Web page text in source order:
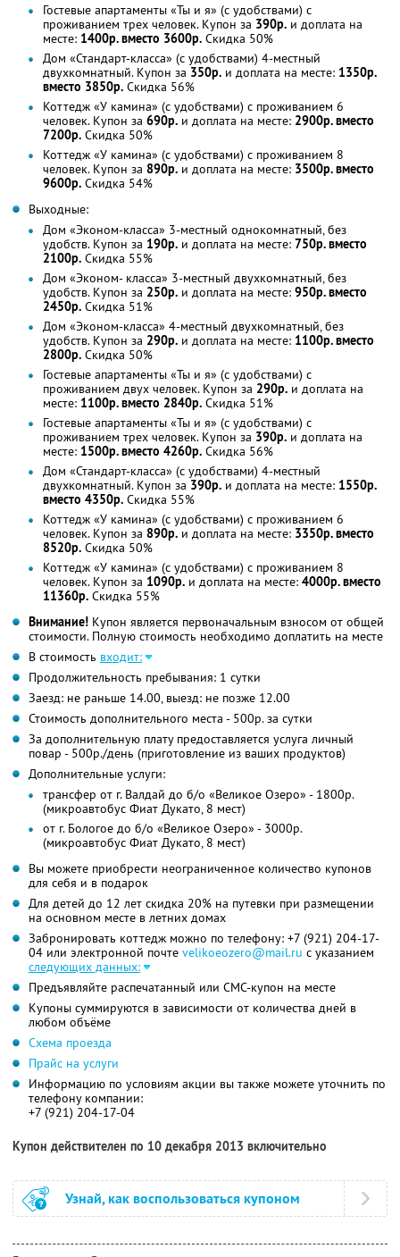
Гостевые апартаменты «Ты и я» (с удобствами) с
проживанием трех человек. Купон за 390р. и доплата на
месте: 1400р. вместо 3600р. Скидка 50%
Дом «Стандарт-класса» (с удобствами) 4-местный
двухкомнатный. Купон за 350р. и доплата на месте: 1350р.
вместо 3850р. Скидка 56%
Коттедж «У камина» (с удобствами) с проживанием 6
человек. Купон за 690р. и доплата на месте: 2900р. вместо
7200р. Скидка 50%
Коттедж «У камина» (с удобствами) с проживанием 8
человек. Купон за 890р. и доплата на месте: 3500р. вместо
9600р. Скидка 54%
Выходные:
Дом «Эконом-класса» 3-местный однокомнатный, без
удобств. Купон за 190р. и доплата на месте: 750р. вместо
2100р. Скидка 55%
Дом «Эконом- класса» 3-местный двухкомнатный, без
удобств. Купон за 250р. и доплата на месте: 950р. вместо
2450р. Скидка 51%
Дом «Эконом-класса» 4-местный двухкомнатный, без
удобств. Купон за 290р. и доплата на месте: 1100р. вместо
2800р. Скидка 50%
Гостевые апартаменты «Ты и я» (с удобствами) с
проживанием двух человек. Купон за 290р. и доплата на
месте: 1100р. вместо 2840р. Скидка 51%
Гостевые апартаменты «Ты и я» (с удобствами) с
проживанием трех человек. Купон за 390р. и доплата на
месте: 1500р. вместо 4260р. Скидка 56%
Дом «Стандарт-класса» (с удобствами) 4-местный
двухкомнатный. Купон за 390р. и доплата на месте: 1550р.
вместо 4350р. Скидка 55%
Коттедж «У камина» (с удобствами) с проживанием 6
человек. Купон за 890р. и доплата на месте: 3350р. вместо
8520р. Скидка 50%
Коттедж «У камина» (с удобствами) с проживанием 8
человек. Купон за 1090р. и доплата на месте: 4000р. вместо
11360р. Скидка 55%
Внимание! Купон является первоначальным взносом от общей
стоимости. Полную стоимость необходимо доплатить на месте
В стоимость входит:
Продолжительность пребывания: 1 сутки
Заезд: не раньше 14.00, выезд: не позже 12.00
Стоимость дополнительного места - 500р. за сутки
За дополнительную плату предоставляется услуга личный
повар - 500р./день (приготовление из ваших продуктов)
Дополнительные услуги:
трансфер от г. Валдай до б/о «Великое Озеро» - 1800р.
(микроавтобус Фиат Дукато, 8 мест)
от г. Бологое до б/о «Великое Озеро» - 3000р.
(микроавтобус Фиат Дукато, 8 мест)
Вы можете приобрести неограниченное количество купонов
для себя и в подарок
Для детей до 12 лет скидка 20% на путевки при размещении
на основном месте в летних домах
Забронировать коттедж можно по телефону: +7 (921) 204-17-
04 или электронной почте velikoeozero@mail.ru с указанием
следующих данных:
Предъявляйте распечатанный или СМС-купон на месте
Купоны суммируются в зависимости от количества дней в
любом объёме
Схема проезда
Прайс на услуги
Информацию по условиям акции вы также можете уточнить по
телефону компании:
+7 (921) 204-17-04
Купон действителен по 10 декабря 2013 включительно
Узнай, как воспользоваться купоном